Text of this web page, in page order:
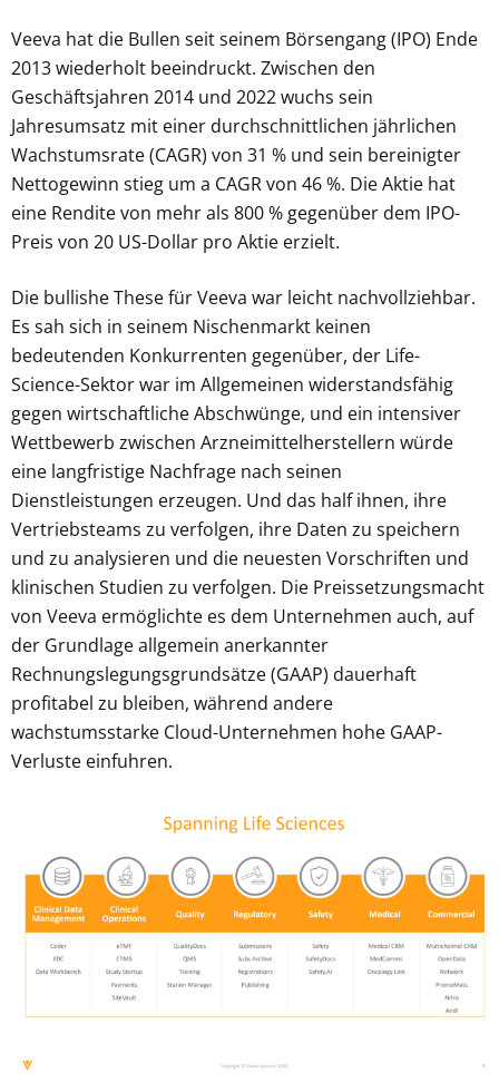
Veeva hat die Bullen seit seinem Börsengang (IPO) Ende
2013 wiederholt beeindruckt. Zwischen den
Geschäftsjahren 2014 und 2022 wuchs sein
Jahresumsatz mit einer durchschnittlichen jährlichen
Wachstumsrate (CAGR) von 31 % und sein bereinigter
Nettogewinn stieg um a CAGR von 46 %. Die Aktie hat
eine Rendite von mehr als 800 % gegenüber dem IPO-
Preis von 20 US-Dollar pro Aktie erzielt.
Die bullishe These für Veeva war leicht nachvollziehbar.
Es sah sich in seinem Nischenmarkt keinen
bedeutenden Konkurrenten gegenüber, der Life-
Science-Sektor war im Allgemeinen widerstandsfähig
gegen wirtschaftliche Abschwünge, und ein intensiver
Wettbewerb zwischen Arzneimittelherstellern würde
eine langfristige Nachfrage nach seinen
Dienstleistungen erzeugen. Und das half ihnen, ihre
Vertriebsteams zu verfolgen, ihre Daten zu speichern
und zu analysieren und die neuesten Vorschriften und
klinischen Studien zu verfolgen. Die Preissetzungsmacht
von Veeva ermöglichte es dem Unternehmen auch, auf
der Grundlage allgemein anerkannter
Rechnungslegungsgrundsätze (GAAP) dauerhaft
profitabel zu bleiben, während andere
wachstumsstarke Cloud-Unternehmen hohe GAAP-
Verluste einfuhren.